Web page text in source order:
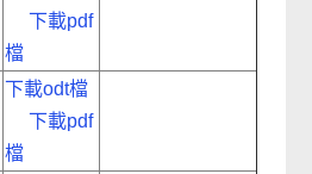
下載pdf
檔
下載odt檔
下載pdf
檔